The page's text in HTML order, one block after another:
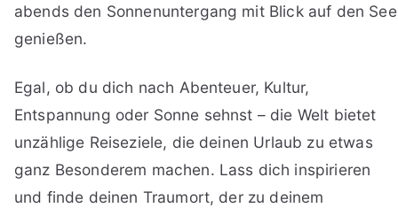
abends den Sonnenuntergang mit Blick auf den See
genießen.
Egal, ob du dich nach Abenteuer, Kultur,
Entspannung oder Sonne sehnst – die Welt bietet
unzählige Reiseziele, die deinen Urlaub zu etwas
ganz Besonderem machen. Lass dich inspirieren
und finde deinen Traumort, der zu deinem